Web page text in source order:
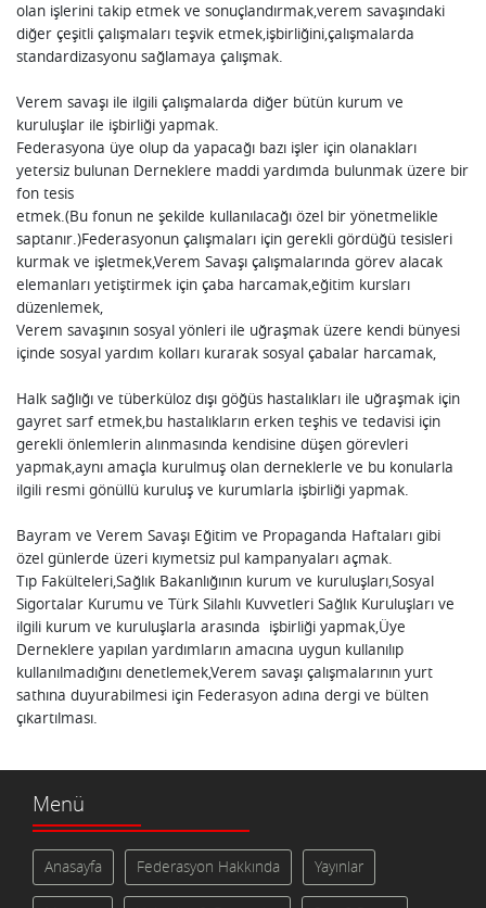
olan işlerini takip etmek ve sonuçlandırmak,verem savaşındaki
diğer çeşitli çalışmaları teşvik etmek,işbirliğini,çalışmalarda
standardizasyonu sağlamaya çalışmak.
Verem savaşı ile ilgili çalışmalarda diğer bütün kurum ve
kuruluşlar ile işbirliği yapmak.
Federasyona üye olup da yapacağı bazı işler için olanakları
yetersiz bulunan Derneklere maddi yardımda bulunmak üzere bir
fon tesis
etmek.(Bu fonun ne şekilde kullanılacağı özel bir yönetmelikle
saptanır.)Federasyonun çalışmaları için gerekli gördüğü tesisleri
kurmak ve işletmek,Verem Savaşı çalışmalarında görev alacak
elemanları yetiştirmek için çaba harcamak,eğitim kursları
düzenlemek,
Verem savaşının sosyal yönleri ile uğraşmak üzere kendi bünyesi
içinde sosyal yardım kolları kurarak sosyal çabalar harcamak,
Halk sağlığı ve tüberküloz dışı göğüs hastalıkları ile uğraşmak için
gayret sarf etmek,bu hastalıkların erken teşhis ve tedavisi için
gerekli önlemlerin alınmasında kendisine düşen görevleri
yapmak,aynı amaçla kurulmuş olan derneklerle ve bu konularla
ilgili resmi gönüllü kuruluş ve kurumlarla işbirliği yapmak.
Bayram ve Verem Savaşı Eğitim ve Propaganda Haftaları gibi
özel günlerde üzeri kıymetsiz pul kampanyaları açmak.
Tıp Fakülteleri,Sağlık Bakanlığının kurum ve kuruluşları,Sosyal
Sigortalar Kurumu ve Türk Silahlı Kuvvetleri Sağlık Kuruluşları ve
ilgili kurum ve kuruluşlarla arasında işbirliği yapmak,Üye
Derneklere yapılan yardımların amacına uygun kullanılıp
kullanılmadığını denetlemek,Verem savaşı çalışmalarının yurt
sathına duyurabilmesi için Federasyon adına dergi ve bülten
çıkartılması.
Menü
Anasayfa Federasyon Hakkında Yayınlar